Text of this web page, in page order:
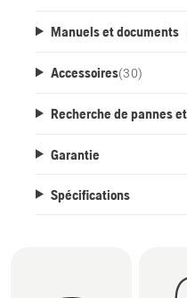
Manuels et documents
Accessoires(30)
Recherche de pannes
Garantie
Spécifications